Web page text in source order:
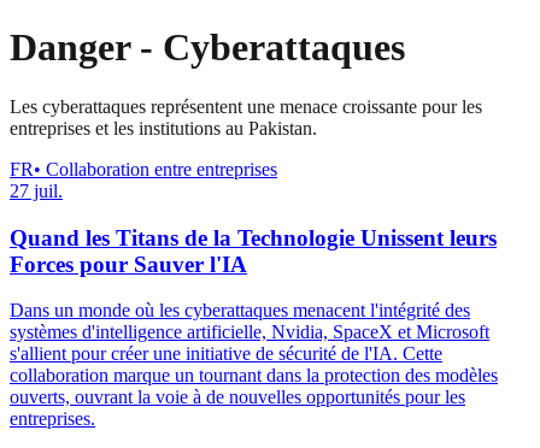
Danger- Cyberattaques
Les cyberattaques représentent une menace croissante pour les
entreprises et les institutions au Pakistan.
FR• Collaboration entre entreprises
27 juil.
Quand les Titans de la Technologie Unissent leurs
Forces pour Sauver l'IA
Dans un monde où les cyberattaques menacent l'intégrité des
systèmes d'intelligence artificielle, Nvidia, SpaceX et Microsoft
s'allient pour créer une initiative de sécurité de l'IA. Cette
collaboration marque un tournant dans la protection des modèles
ouverts, ouvrant la voie à de nouvelles opportunités pour les
entreprises.